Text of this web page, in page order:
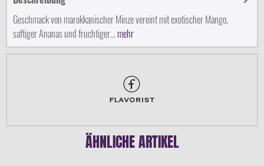
Geschmack von marokkanischer Minze vereint mit exotischer Mango,
saftiger Ananas und fruchtiger...mehr
ÄHNLICHE ARTIKEL